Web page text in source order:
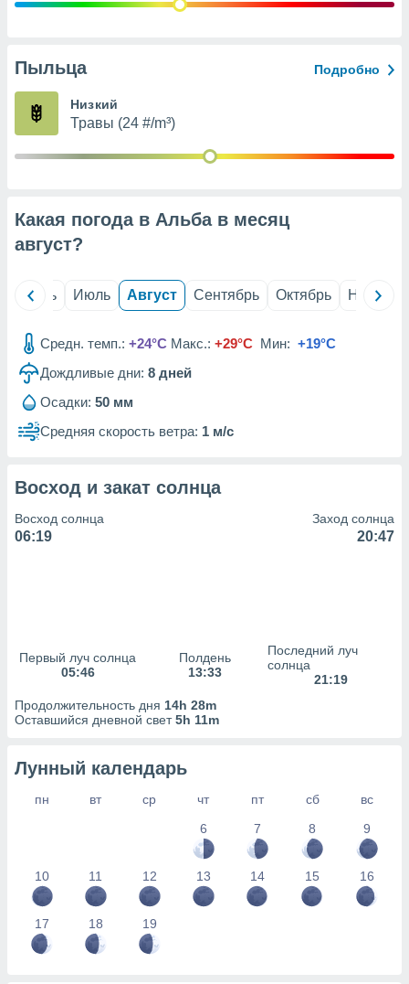
рекламы
сведения
1199
Пыльца Подробно
Низкий
Травы (24 #/m³)
Какая погода в Альба в месяц
август?
Июнь Июль Август Сентябрь Октябрь Ноябрь
Средн. темп.: +24°C Макс.: +29°C Мин: +19°C
Дождливые дни: 8 дней
Осадки: 50 мм
Средняя скорость ветра: 1 м/с
Восход и закат солнца
Восход солнца
06:19
Заход солнца
20:47
Первый луч солнца
05:46
Полдень
13:33
Последний луч
солнца
21:19
Продолжительность дня 14h 28m
Оставшийся дневной свет5h 11m
Лунный календарь
пн вт ср чт пт сб
вс
6
7 8 9
10 11 12 13 14 15 16
17 18 19